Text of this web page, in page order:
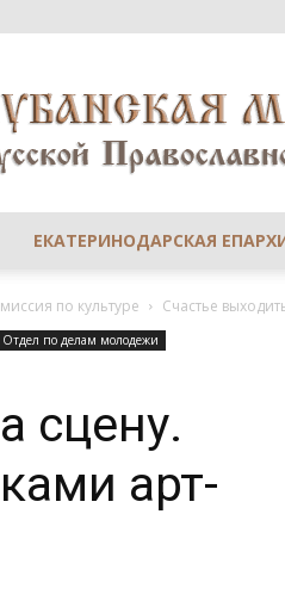
ЕКАТЕРИНОДАРСКАЯ
по культуре Счастье
Отдел по делам молодежи
сцену.
арт-